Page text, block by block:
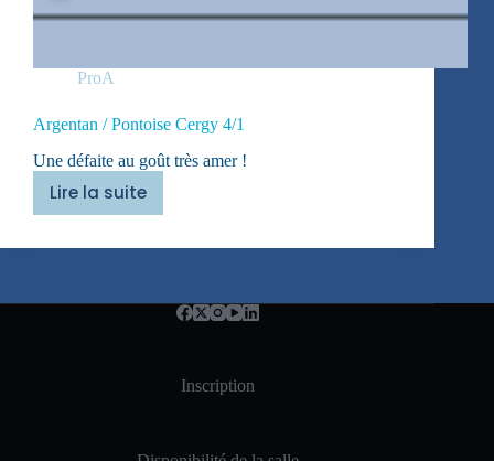
ProA
Argentan / Pontoise Cergy 4/1
Une défaite au goût très amer !
Lire la suite
Argentan
Pontoise
4/1
Inscription